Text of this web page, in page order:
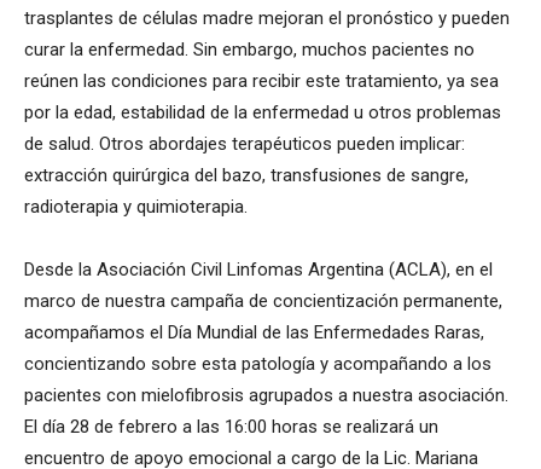
trasplantes de células madre mejoran el pronóstico y pueden
curar la enfermedad. Sin embargo, muchos pacientes no
reúnen las condiciones para recibir este tratamiento, ya sea
por la edad, estabilidad de la enfermedad u otros problemas
de salud. Otros abordajes terapéuticos pueden implicar:
extracción quirúrgica del bazo, transfusiones de sangre,
radioterapia y quimioterapia.
Desde la Asociación Civil Linfomas Argentina (ACLA), en el
marco de nuestra campaña de concientización permanente,
acompañamos el Día Mundial de las Enfermedades Raras,
concientizando sobre esta patología y acompañando a los
pacientes con mielofibrosis agrupados a nuestra asociación.
El día 28 de febrero a las 16:00 horas se realizará un
encuentro de apoyo emocional a cargo de la Lic. Mariana